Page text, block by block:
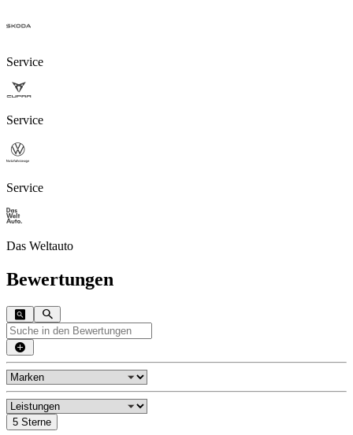
Service
Service
Service
Das Weltauto
Bewertungen
5 Sterne